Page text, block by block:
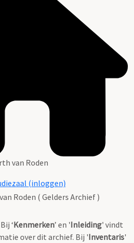
van Roden
(inloggen)
Roden ( Gelders Archief )
‘Kenmerken’ en 'Inleiding' vindt
over dit archief. Bij 'Inventaris'